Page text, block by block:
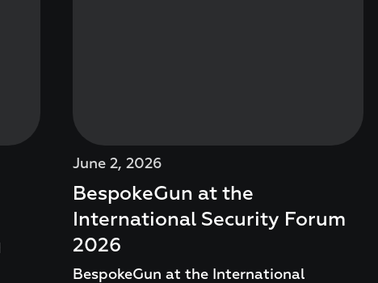
June 2, 2026
BespokeGun at the
International Security Forum
2026
BespokeGun at the International